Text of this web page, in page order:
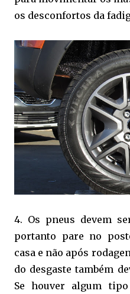
os desconfortos da
4. Os pneus devem
portanto pare no
casa e não após
do desgaste também
Se houver algum